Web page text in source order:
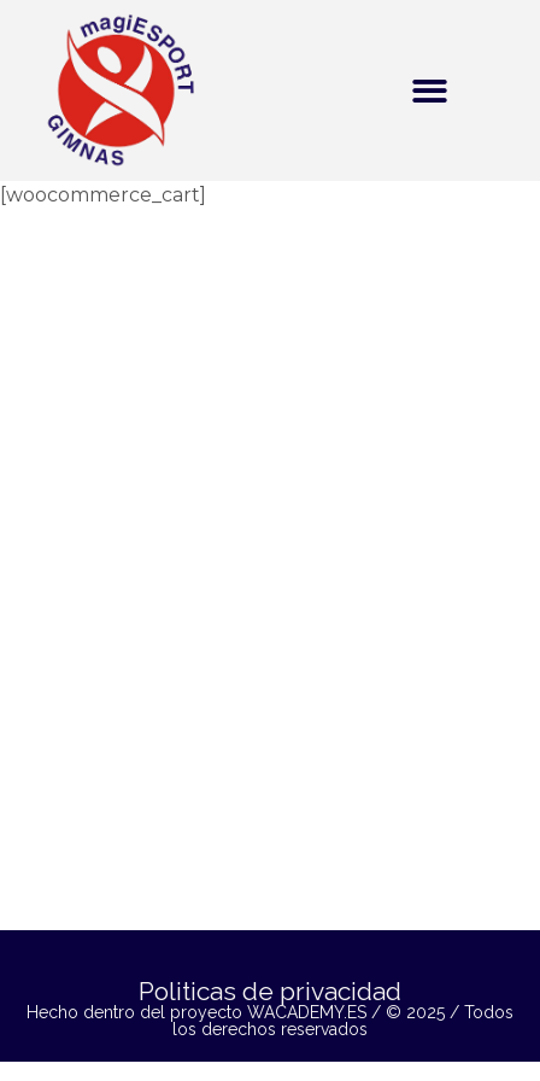
[woocommerce_cart]
Politicas de privacidad
Hecho dentro del proyecto WACADEMY.ES / © 2025 / Todos
los derechos reservados